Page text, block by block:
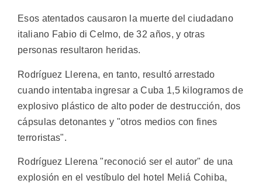
Esos atentados causaron la muerte del ciudadano
italiano Fabio di Celmo, de 32 años, y otras
personas resultaron heridas.
Rodríguez Llerena, en tanto, resultó arrestado
cuando intentaba ingresar a Cuba 1,5 kilogramos de
explosivo plástico de alto poder de destrucción, dos
cápsulas detonantes y "otros medios con fines
terroristas".
Rodríguez Llerena "reconoció ser el autor" de una
explosión en el vestíbulo del hotel Meliá Cohiba,